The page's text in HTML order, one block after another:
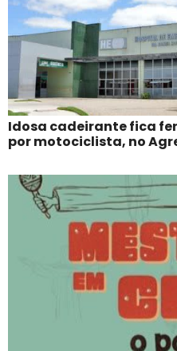
Idosa cadeirante fica
por motociclista, no